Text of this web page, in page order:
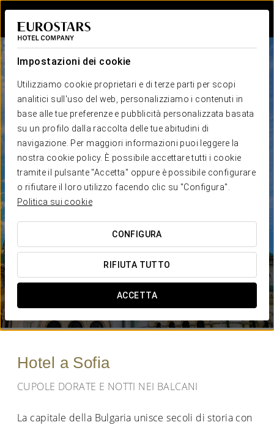
Impostazioni dei cookie
Utilizziamo cookie proprietari e di terze parti per scopi
analitici sull'uso del web, personalizziamo i contenuti in
base alle tue preferenze e pubblicità personalizzata basata
su un profilo dalla raccolta delle tue abitudini di
navigazione. Per maggiori informazioni puoi leggere la
nostra cookie policy. È possibile accettare tutti i cookie
tramite il pulsante "Accetta" oppure è possibile configurare
o rifiutare il loro utilizzo facendo clic su "Configura".
Politica sui cookie
CONFIGURA
RIFIUTA TUTTO
ACCETTA
Hotel a Sofia
CUPOLE DORATE E NOTTI NEI BALCANI
La capitale della Bulgaria unisce secoli di storia con